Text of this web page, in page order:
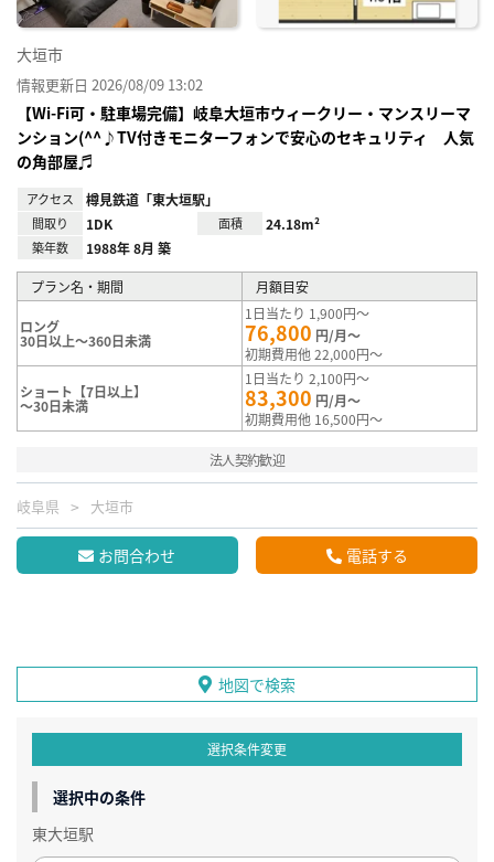
大垣市
情報更新日 2026/08/09 13:02
【Wi-Fi可・駐車場完備】岐阜大垣市ウィークリー・マンスリーマ
ンション(^^♪TV付きモニターフォンで安心のセキュリティ 人気
の角部屋♬
アクセス 樽見鉄道「東大垣駅」
間取り 1DK 面積 24.18m²
築年数 1988年 8月 築
プラン名・期間 月額目安
ロング
30日以上～360日未満
1日当たり 1,900円～
76,800 円/月～
初期費用他 22,000円～
ショート【7日以上】
～30日未満
1日当たり 2,100円～
83,300 円/月～
初期費用他 16,500円～
法人契約歓迎
岐阜県 大垣市
お問合わせ 電話する
地図で検索
選択条件変更
選択中の条件
東大垣駅